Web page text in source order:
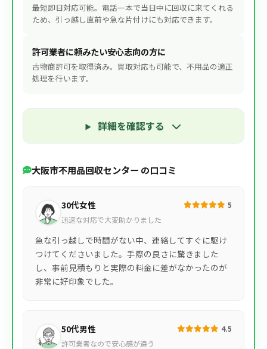
最短即日対応可能。電話一本で当日中に回収に来てくれる
ため、引っ越し直前や急な片付けにも対応できます。
許可業者に頼みたい安心志向の方に
古物商許可を取得済み。買取対応も可能で、不用品の適正
処理を行います。
詳細を確認する
大阪市不用品回収センター の口コミ
30代女性
迅速な対応で大変助かりました
5
急な引っ越しで時間がない中、連絡してすぐに駆け
つけてくださいました。手際の良さに驚きました
し、事前見積もりと実際の料金に差がなかったのが
非常に好印象でした。
50代男性
許可業者なので安心感が違う
4.5